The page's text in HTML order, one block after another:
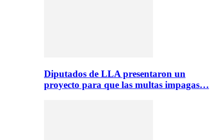
Diputados de LLA presentaron un
proyecto para que las multas impagas…